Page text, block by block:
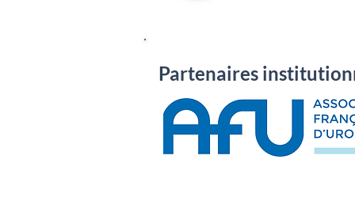
Partenaires